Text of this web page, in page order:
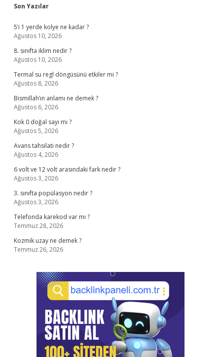
Sidebar
Son Yazılar
5’i 1 yerde kolye ne kadar ?
Ağustos 10, 2026
8. sınıfta iklim nedir ?
Ağustos 10, 2026
Termal su regl döngüsünü etkiler mi ?
Ağustos 8, 2026
Bismillah’ın anlamı ne demek ?
Ağustos 6, 2026
Kok 0 doğal sayı mı ?
Ağustos 5, 2026
Avans tahsilatı nedir ?
Ağustos 4, 2026
6 volt ve 12 volt arasındaki fark nedir ?
Ağustos 3, 2026
3. sınıfta popülasyon nedir ?
Ağustos 3, 2026
Telefonda karekod var mı ?
Temmuz 28, 2026
Kozmik uzay ne demek ?
Temmuz 26, 2026